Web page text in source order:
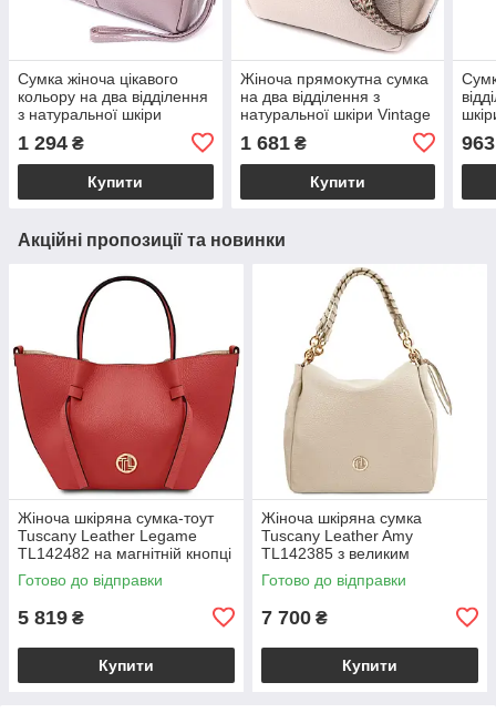
Сумка жіноча цікавого
кольору на два відділення
з натуральної шкіри
Vintage 22279 Фіолетова
1 294 ₴
Купити
Жіноча прямокутна сумка
на два відділення з
натуральної шкіри Vintage
1 681₴
Купити
963
Акційні пропозиції та новинки
Жіноча шкіряна сумка-тоут
Tuscany Leather Legame
TL142482 на магнітній кнопці
з плечовим ременем,
коралова BS2482_1_105
Готово до відправки
5 819 ₴
Купити
Жіноча шкіряна сумка
Tuscany Leather Amy
TL142385 з великим
відділенням і плечовим
ременем, бежева
Готово до відправки
7 700 ₴
Купити